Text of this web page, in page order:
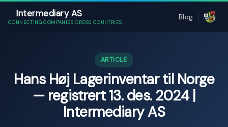
Intermediary AS
CONNECTING COMPANIES CROSS COUNTRIES
Blog
ARTICLE
Hans Høj Lagerinventar til Norge
— registrert 13. des. 2024 |
Intermediary AS